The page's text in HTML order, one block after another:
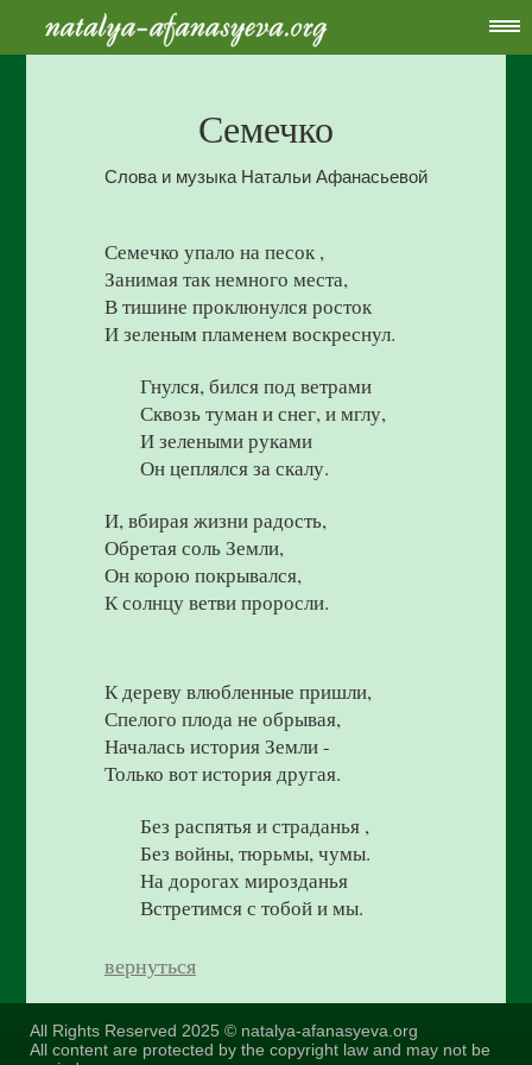
Семечко
Слова и музыка Натальи Афанасьевой
Семечко упало на песок ,
Занимая так немного места,
В тишине проклюнулся росток
И зеленым пламенем воскреснул.
Гнулся, бился под ветрами
Сквозь туман и снег, и мглу,
И зелеными руками
Он цеплялся за скалу.
И, вбирая жизни радость,
Обретая соль Земли,
Он корою покрывался,
К солнцу ветви проросли.
К дереву влюбленные пришли,
Спелого плода не обрывая,
Началась история Земли -
Только вот история другая.
Без распятья и страданья ,
Без войны, тюрьмы, чумы.
На дорогах мирозданья
Встретимся с тобой и мы.
вернуться
All Rights Reserved 2025 © natalya-afanasyeva.org
All content are protected by the copyright law and may not be